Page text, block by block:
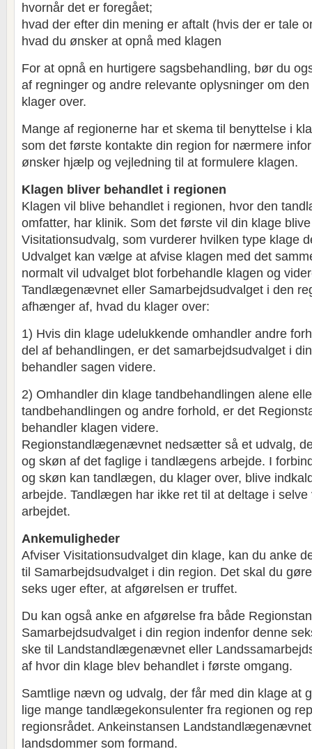
hvornår det er foregået;
hvad der efter din mening er aftalt (hvis der er tale
hvad du ønsker at opnå med klagen
For at opnå en hurtigere sagsbehandling, bør du
af regninger og andre relevante oplysninger om
klager over.
Mange af regionerne har et skema til benyttelse i
som det første kontakte din region for nærmere
ønsker hjælp og vejledning til at formulere klagen.
Klagen bliver behandlet i regionen
Klagen vil blive behandlet i regionen, hvor den
omfatter, har klinik. Som det første vil din klage
Visitationsudvalg, som vurderer hvilken type klage
Udvalget kan vælge at afvise klagen med det
normalt vil udvalget blot forbehandle klagen og
Tandlægenævnet eller Samarbejdsudvalget i den
afhænger af, hvad du klager over:
1) Hvis din klage udelukkende omhandler andre
del af behandlingen, er det samarbejdsudvalget i
behandler sagen videre.
2) Omhandler din klage tandbehandlingen alene
tandbehandlingen og andre forhold, er det
behandler klagen videre.
Regionstandlægenævnet nedsætter så et udvalg,
og skøn af det faglige i tandlægens arbejde. I
og skøn kan tandlægen, du klager over, blive
arbejde. Tandlægen har ikke ret til at deltage i selve
arbejdet.
Ankemuligheder
Afviser Visitationsudvalget din klage, kan du anke
til Samarbejdsudvalget i din region. Det skal du
seks uger efter, at afgørelsen er truffet.
Du kan også anke en afgørelse fra både
Samarbejdsudvalget i din region indenfor denne
ske til Landstandlægenævnet eller
af hvor din klage blev behandlet i første omgang.
Samtlige nævn og udvalg, der får med din klage at
lige mange tandlægekonsulenter fra regionen og
regionsrådet. Ankeinstansen
landsdommer som formand.